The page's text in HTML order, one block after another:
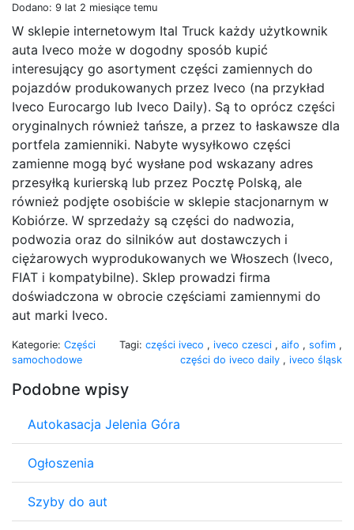
Dodano: 9 lat 2 miesiące temu
W sklepie internetowym Ital Truck każdy użytkownik
auta Iveco może w dogodny sposób kupić
interesujący go asortyment części zamiennych do
pojazdów produkowanych przez Iveco (na przykład
Iveco Eurocargo lub Iveco Daily). Są to oprócz części
oryginalnych również tańsze, a przez to łaskawsze dla
portfela zamienniki. Nabyte wysyłkowo części
zamienne mogą być wysłane pod wskazany adres
przesyłką kurierską lub przez Pocztę Polską, ale
również podjęte osobiście w sklepie stacjonarnym w
Kobiórze. W sprzedaży są części do nadwozia,
podwozia oraz do silników aut dostawczych i
ciężarowych wyprodukowanych we Włoszech (Iveco,
FIAT i kompatybilne). Sklep prowadzi firma
doświadczona w obrocie częściami zamiennymi do
aut marki Iveco.
Kategorie: Części
samochodowe
Tagi: części iveco , iveco czesci , aifo , sofim ,
części do iveco daily , iveco śląsk
Podobne wpisy
Autokasacja Jelenia Góra
Ogłoszenia
Szyby do aut